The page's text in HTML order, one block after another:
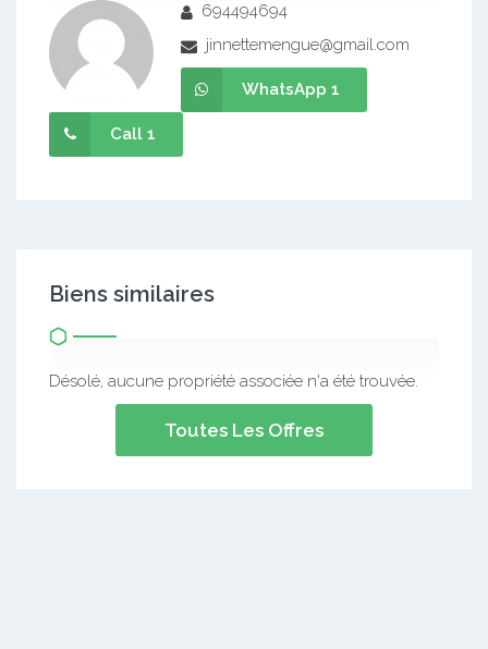
694494694
jinnettemengue@gmail.com
WhatsApp 1
Call 1
Biens similaires
Désolé, aucune propriété associée n'a été trouvée.
Toutes Les Offres